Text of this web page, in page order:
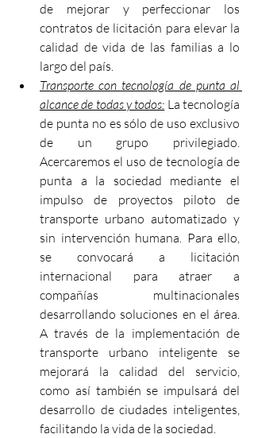
de mejorar y perfeccionar los
contratos de licitación para elevar la
calidad de vida de las familias a lo
largo del país.
Transporte con tecnología de punta al
alcance de todas y todos: La tecnología
de punta no es sólo de uso exclusivo
de un grupo privilegiado.
Acercaremos el uso de tecnología de
punta a la sociedad mediante el
impulso de proyectos piloto de
transporte urbano automatizado y
sin intervención humana. Para ello,
se convocará a licitación
internacional para atraer a
compañías multinacionales
desarrollando soluciones en el área.
A través de la implementación de
transporte urbano inteligente se
mejorará la calidad del servicio,
como así también se impulsará del
desarrollo de ciudades inteligentes,
facilitando la vida de la sociedad.